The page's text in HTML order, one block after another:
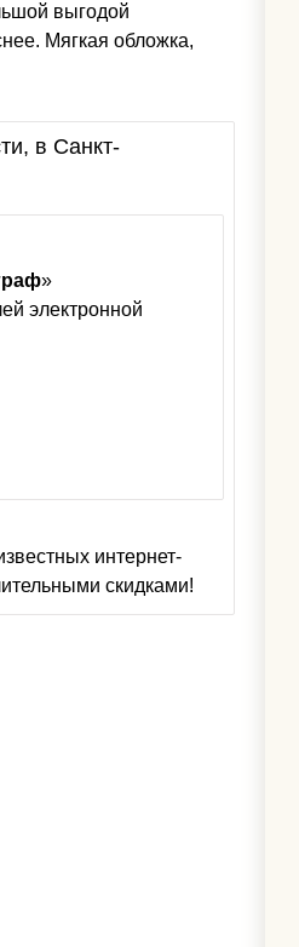
выгодой
Мягкая обложка,
в Санкт-
»
электронной
интернет-
скидками!